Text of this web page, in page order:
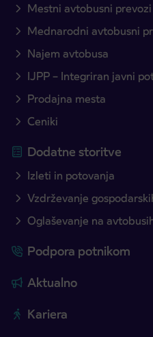
Mestni avtobusni prevozi
Mednarodni avtobusni
Najem avtobusa
IJPP – Integriran javni
Prodajna mesta
Ceniki
Dodatne storitve
Izleti in potovanja
Vzdrževanje
Oglaševanje na
Podpora potnikom
Aktualno
Kariera